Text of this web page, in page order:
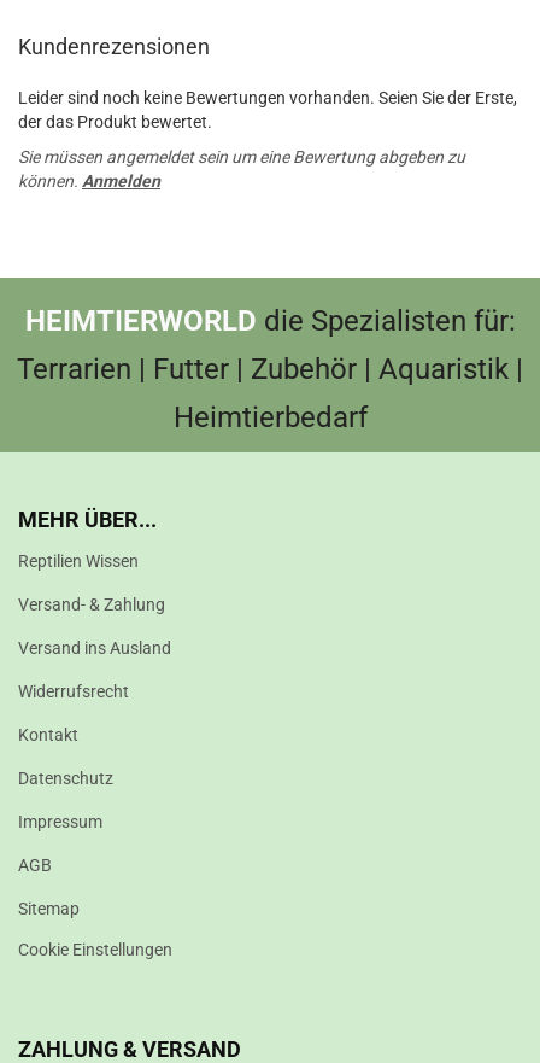
Kundenrezensionen
Leider sind noch keine Bewertungen vorhanden. Seien Sie der Erste,
der das Produkt bewertet.
Sie müssen angemeldet sein um eine Bewertung abgeben zu
können. Anmelden
HEIMTIERWORLD die Spezialisten für:
Terrarien | Futter | Zubehör | Aquaristik |
Heimtierbedarf
MEHR ÜBER...
Reptilien Wissen
Versand- & Zahlung
Versand ins Ausland
Widerrufsrecht
Kontakt
Datenschutz
Impressum
AGB
Sitemap
Cookie Einstellungen
ZAHLUNG & VERSAND